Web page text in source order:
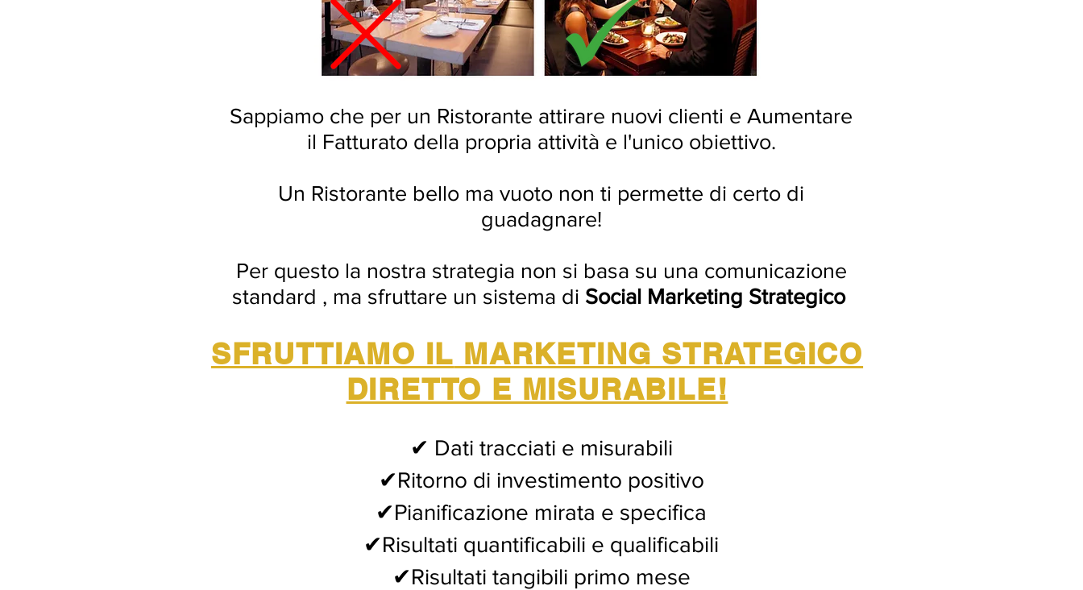
Sappiamo che per un Ristorante attirare nuovi clienti e Aumentare
il Fatturato della propria attività e l'unico obiettivo.
Un Ristorante bello ma vuoto non ti permette di certo di
guadagnare!
Per questo la nostra strategia non si basa su una comunicazione
standard , ma sfruttare un sistema di Social Marketing Strategico
SFRUTTIAMO IL MARKETING STRATEGICO
DIRETTO E MISURABILE!
✔ Dati tracciati e misurabili
✔Ritorno di investimento positivo
✔Pianificazione mirata e specifica
✔Risultati quantificabili e qualificabili
✔Risultati tangibili primo mese